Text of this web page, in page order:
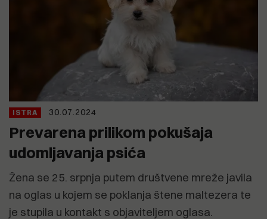
ISTRA 30.07.2024
Prevarena prilikom pokušaja
udomljavanja psića
Žena se 25. srpnja putem društvene mreže javila
na oglas u kojem se poklanja štene maltezera te
je stupila u kontakt s objaviteljem oglasa.